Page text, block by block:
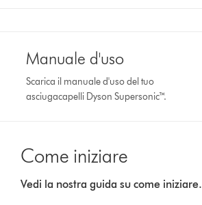
Manuale d'uso
Scarica il manuale d'uso del tuo
asciugacapelli Dyson Supersonic™.
Come iniziare
Vedi la nostra guida su come iniziare.